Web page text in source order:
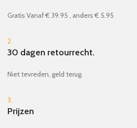
Gratis Vanaf € 39.95 , anders € 5.95
2.
30 dagen retourrecht.
Niet tevreden, geld terug.
3.
Prijzen